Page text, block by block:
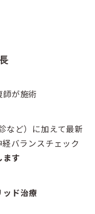
が施術
など）に加えて最新
バランスチェック
ます
ッド治療